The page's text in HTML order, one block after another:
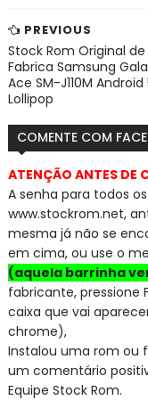
PREVIOUS
Stock Rom Original de
Fabrica Samsung
Ace SM-J110M Android
Lollipop
COMENTE COM
ATENÇÃO ANTES DE
A senha para todos
www.stockrom.net, a
mesma já não se
em cima, ou use o
(aquela barrinha
fabricante, pressione
caixa que vai
chrome),
Instalou uma rom ou
um comentário
Equipe Stock Rom.